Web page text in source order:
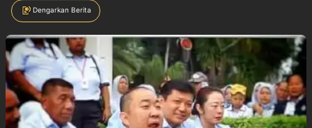
Dengarkan Berita